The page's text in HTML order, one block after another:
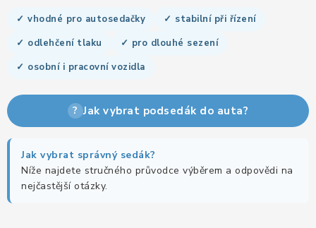
KANCELÁŘSKÉ KONTEJNERY
KANCELÁŘSKÉ ŽIDLE A KŘESLA
OBLÍBENÉ KATEGORIE
ZDRAVOTNÍ OBUV
PODSEDÁKY NA ŽIDLE
✓ vhodné pro autosedačky
✓ stabilní při řízení
✓ odlehčení tlaku
✓ pro dlouhé sezení
✓ osobní i pracovní vozidla
? Jak vybrat podsedák do auta?
Jak vybrat správný sedák?
Níže najdete stručného průvodce výběrem a odpovědi na
nejčastější otázky.